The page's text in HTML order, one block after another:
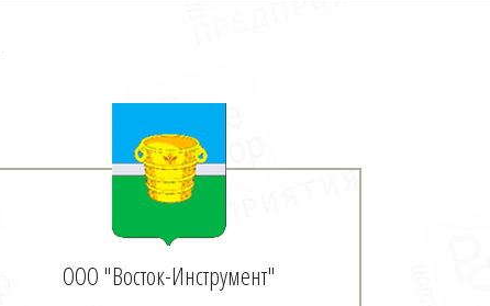
ООО "Восток-Инструмент"